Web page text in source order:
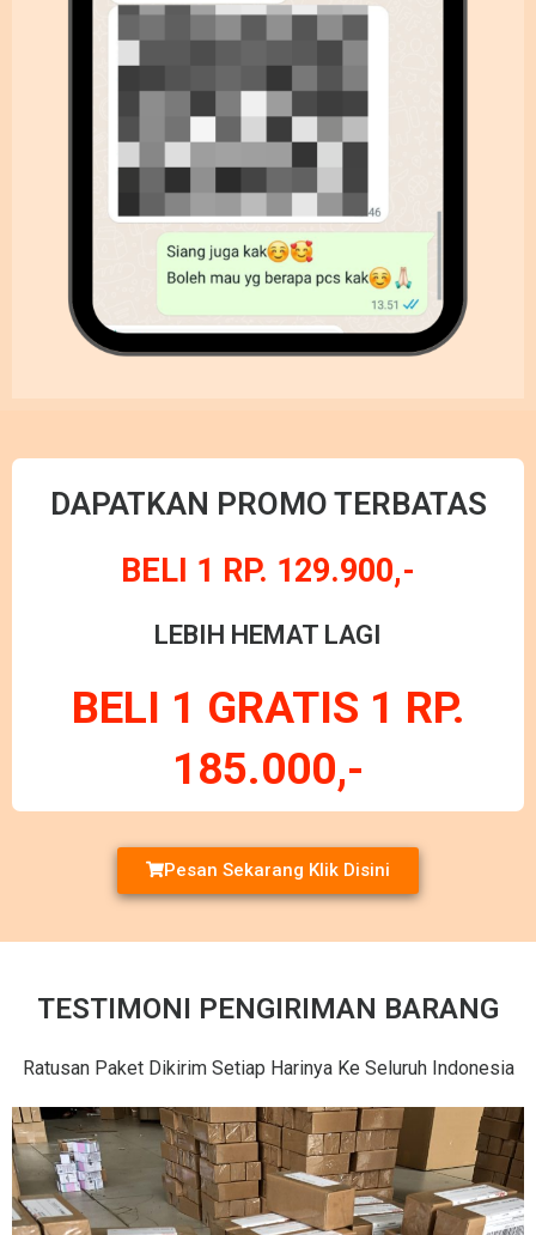
DAPATKAN PROMO TERBATAS
BELI 1 RP. 129.900,-
LEBIH HEMAT LAGI
BELI 1 GRATIS 1 RP.
185.000,-
Pesan Sekarang Klik Disini
TESTIMONI PENGIRIMAN BARANG
Ratusan Paket Dikirim Setiap Harinya Ke Seluruh Indonesia